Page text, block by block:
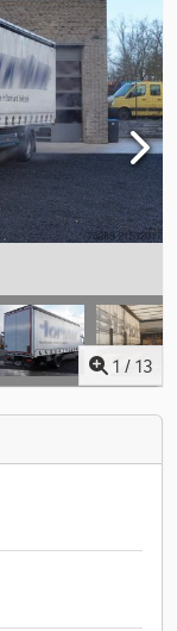
1 / 13